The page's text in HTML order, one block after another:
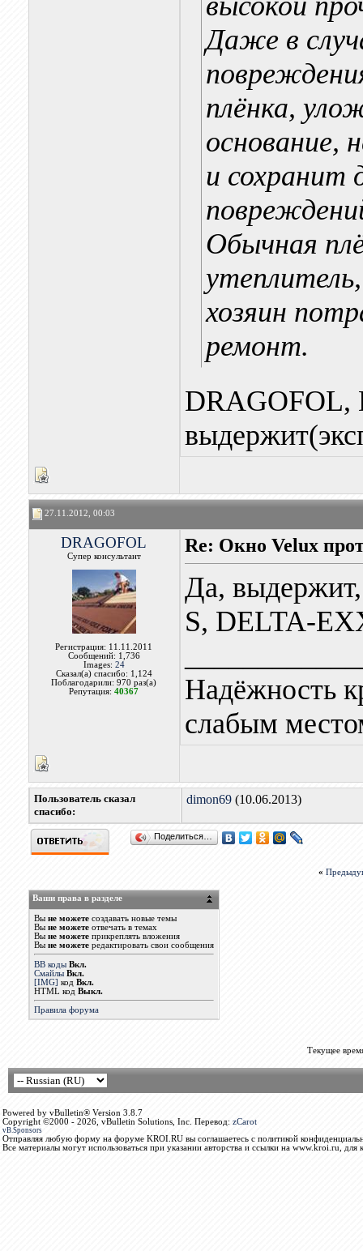
Даже в
плёнка,
основание,
и сохранит
Обычная
хозяин
ремонт.
DRAGOFOL,
27.11.2012, 00:03
DRAGOFOL
Супер консультант
Регистрация: 11.11.2011
Сообщений: 1,736
Images: 24
Сказал(а) спасибо: 1,124
Поблагодарили: 970 раз(а)
Репутация:40367
Re: Окно Velux
Да,
S, DELTA-
Надёжность
слабым
Пользователь сказал
cпасибо:
dimon69(10.06.2013)
Поделиться…
«
Ваши права в разделе
Вы не можетесоздавать новые темы
Вы не можетеотвечать в темах
Вы не можетеприкреплять вложения
Вы не можетередактировать свои сообщения
BB коды Вкл.
Смайлы Вкл.
[IMG] код Вкл.
HTML код Выкл.
Правила форума
Текущее
Powered by vBulletin® Version 3.8.7
Copyright ©2000 - 2026, vBulletin Solutions, Inc. Перевод: zCarot
vB.Sponsors
Отправляя любую форму на форуме KROI.RU вы соглашаетесь с политикой
Все материалы могут использоваться при указании авторства и ссылки на www.kroi.ru, для